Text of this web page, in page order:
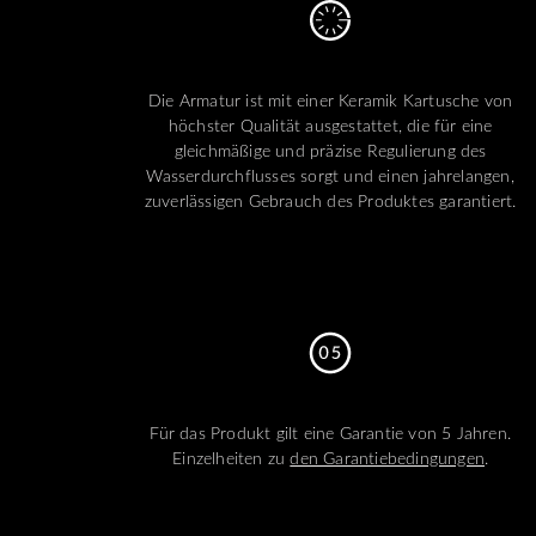
Die Armatur ist mit einer Keramik Kartusche von
höchster Qualität ausgestattet, die für eine
gleichmäßige und präzise Regulierung des
Wasserdurchflusses sorgt und einen jahrelangen,
zuverlässigen Gebrauch des Produktes garantiert.
Für das Produkt gilt eine Garantie von 5 Jahren.
Einzelheiten zuden Garantiebedingungen.